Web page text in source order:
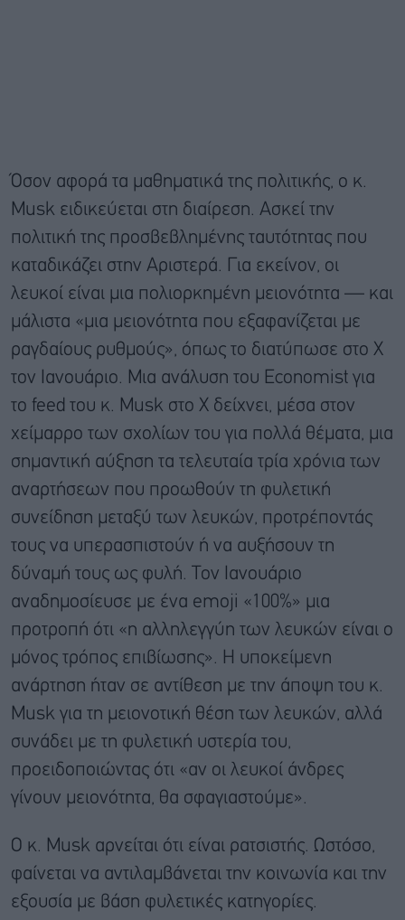
Όσον αφορά τα μαθηματικά της πολιτικής, ο κ.
Musk ειδικεύεται στη διαίρεση. Ασκεί την
πολιτική της προσβεβλημένης ταυτότητας που
καταδικάζει στην Αριστερά. Για εκείνον, οι
λευκοί είναι μια πολιορκημένη μειονότητα — και
μάλιστα «μια μειονότητα που εξαφανίζεται με
ραγδαίους ρυθμούς», όπως το διατύπωσε στο X
τον Ιανουάριο. Μια ανάλυση του Economist για
το feed του κ. Musk στο X δείχνει, μέσα στον
χείμαρρο των σχολίων του για πολλά θέματα, μια
σημαντική αύξηση τα τελευταία τρία χρόνια των
αναρτήσεων που προωθούν τη φυλετική
συνείδηση μεταξύ των λευκών, προτρέποντάς
τους να υπερασπιστούν ή να αυξήσουν τη
δύναμή τους ως φυλή. Τον Ιανουάριο
αναδημοσίευσε με ένα emoji «100%» μια
προτροπή ότι «η αλληλεγγύη των λευκών είναι ο
μόνος τρόπος επιβίωσης». Η υποκείμενη
ανάρτηση ήταν σε αντίθεση με την άποψη του κ.
Musk για τη μειονοτική θέση των λευκών, αλλά
συνάδει με τη φυλετική υστερία του,
προειδοποιώντας ότι «αν οι λευκοί άνδρες
γίνουν μειονότητα, θα σφαγιαστούμε».
Ο κ. Musk αρνείται ότι είναι ρατσιστής. Ωστόσο,
φαίνεται να αντιλαμβάνεται την κοινωνία και την
εξουσία με βάση φυλετικές κατηγορίες.